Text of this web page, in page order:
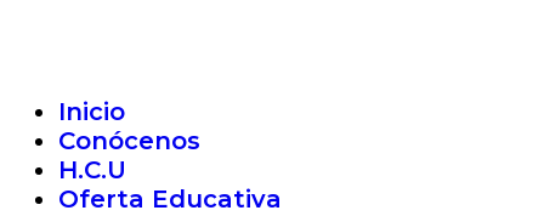
Inicio
Conócenos
H.C.U
Oferta Educativa